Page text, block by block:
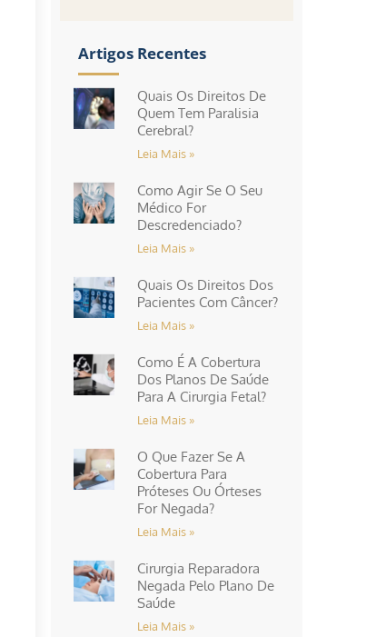
Artigos Recentes
Quais Os Direitos De
Quem Tem Paralisia
Cerebral?
Leia Mais »
Como Agir Se O Seu
Médico For
Descredenciado?
Leia Mais »
Quais Os Direitos Dos
Pacientes Com Câncer?
Leia Mais »
Como É A Cobertura
Dos Planos De Saúde
Para A Cirurgia Fetal?
Leia Mais »
O Que Fazer Se A
Cobertura Para
Próteses Ou Órteses
For Negada?
Leia Mais »
Cirurgia Reparadora
Negada Pelo Plano De
Saúde
Leia Mais »